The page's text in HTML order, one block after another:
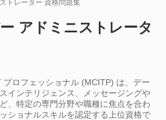
トレーター 資格問題集
アドミニストレータ
プロフェッショナル (MCITP) は、デー
インテリジェンス、メッセージングや
、特定の専門分野や職種に焦点を合わ
ショナルスキルを認定する上位資格で